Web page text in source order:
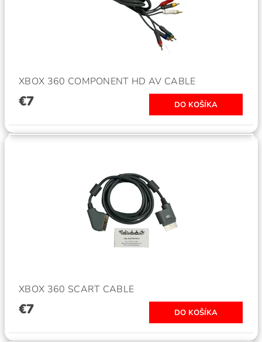
XBOX 360 COMPONENT HD AV CABLE
€7
XBOX 360 SCART CABLE
€7